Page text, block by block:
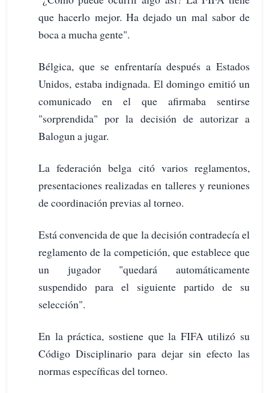
que hacerlo mejor. Ha dejado un mal sabor de
boca a mucha gente".
Bélgica, que se enfrentaría después a Estados
Unidos, estaba indignada. El domingo emitió un
comunicado en el que afirmaba sentirse
"sorprendida" por la decisión de autorizar a
Balogun a jugar.
La federación belga citó varios reglamentos,
presentaciones realizadas en talleres y reuniones
de coordinación previas al torneo.
Está convencida de que la decisión contradecía el
reglamento de la competición, que establece que
un jugador "quedará automáticamente
suspendido para el siguiente partido de su
selección".
En la práctica, sostiene que la FIFA utilizó su
Código Disciplinario para dejar sin efecto las
normas específicas del torneo.